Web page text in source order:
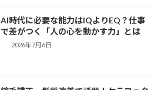
AI時代に必要な能力はIQよりEQ？仕事
で差がつく「人の心を動かす力」とは
2026年7月6日